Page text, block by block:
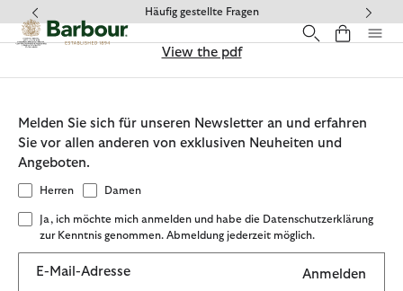
Klicken Sie hier, um unsere Barrierefreiheitserklärung
Häufig gestellte Fragen
View the pdf
Melden Sie sich für unseren Newsletter an und erfahren
Sie vor allen anderen von exklusiven Neuheiten und
Angeboten.
Herren Damen
Ja, ich möchte mich anmelden und habe die Datenschutzerklärung
zur Kenntnis genommen. Abmeldung jederzeit möglich.
E-Mail-Adresse Anmelden